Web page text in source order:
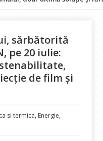
sărbătorită
pe 20 iulie:
de film și
si termica, Energie,